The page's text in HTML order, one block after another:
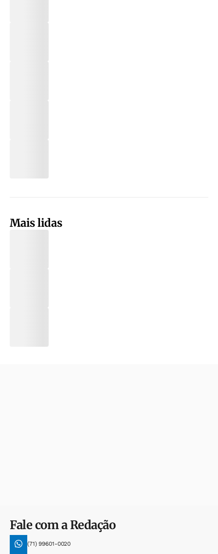
Mais lidas
Fale com a Redação
(71) 99601-0020